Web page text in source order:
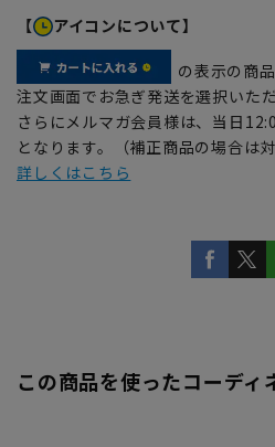
【 アイコンについて】
の表示の商品
注文画面でお急ぎ発送を選択いただ
さらにメルマガ会員様は、当日
となります。（補正商品の場合は対
詳しくはこちら
この商品を使ったコーディ